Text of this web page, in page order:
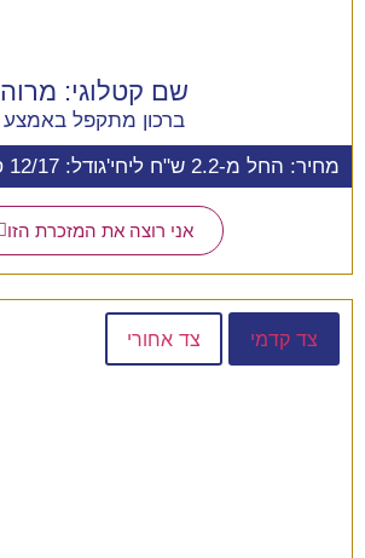
שם קטלוגי: מרוה
ברכון מתקפל באמצע
מחיר: החל מ-2.2 ש"ח ליחי'
גודל: 12/17 ס"מ
אני רוצה את המזכרת הזו
צד קדמי צד אחורי